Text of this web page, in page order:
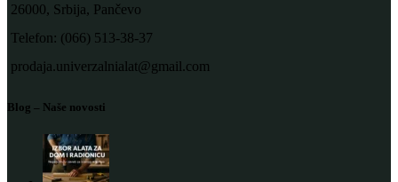
26000, Srbija, Pančevo
Telefon: (066) 513-38-37
prodaja.univerzalnialat@gmail.com
Blog – Naše novosti